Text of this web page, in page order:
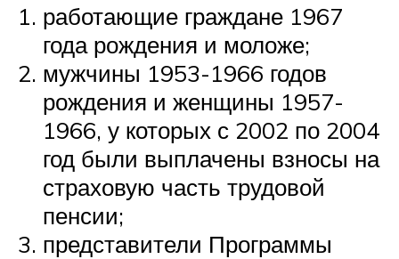
работающие граждане 1967
года рождения и моложе;
мужчины 1953-1966 годов
рождения и женщины 1957-
1966, у которых с 2002 по 2004
год были выплачены взносы на
страховую часть трудовой
пенсии;
представители Программы